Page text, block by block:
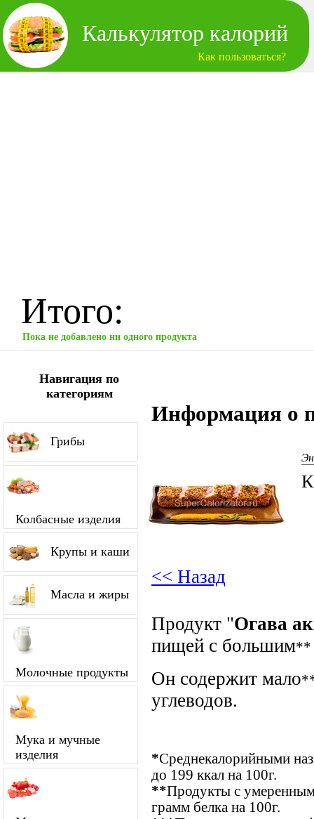
Калькулятор калорий
Как пользоваться?
Итого:
Пока не добавлено ни одного продукта
Навигация по
категориям
Грибы
Колбасные изделия
Крупы и каши
Масла и жиры
Молочные продукты
Мука и мучные
изделия
Информация о
<< Назад
Продукт "Огава
пищей с большим**
Он содержит мало
углеводов.
*Среднекалорийными
до 199 ккал на 100г.
**Продукты с
грамм белка на 100г.